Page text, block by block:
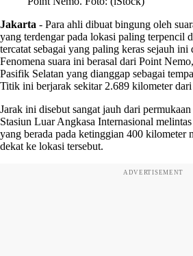
Jakarta - Para ahli dibuat bingung oleh
yang terdengar pada lokasi paling terpencil
tercatat sebagai yang paling keras sejauh ini
Fenomena suara ini berasal dari Point
Pasifik Selatan yang dianggap sebagai
Titik ini berjarak sekitar 2.689 kilometer dari
Jarak ini disebut sangat jauh dari
Stasiun Luar Angkasa Internasional
yang berada pada ketinggian 400 kilometer
dekat ke lokasi tersebut.
ADVERTISEMENT